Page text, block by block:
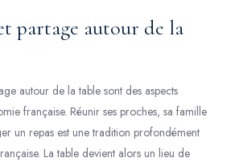
partage autour de la
autour de la table sont des aspects
française. Réunir ses proches, sa famille
un repas est une tradition profondément
La table devient alors un lieu de